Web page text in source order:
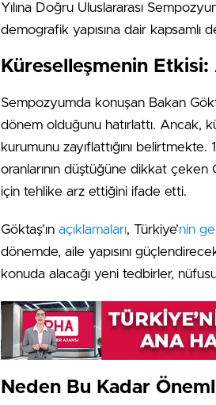
Yılına Doğru Uluslararası
demografik yapısına dair kapsamlı
Küreselleşmenin Etkisi:
Sempozyumda konuşan Bakan
dönem olduğunu hatırlattı. Ancak,
kurumunu zayıflattığını
oranlarının düştüğüne dikkat
için tehlike arz ettiğini ifade etti.
Göktaş’ın açıklamaları, Türkiye’nin
dönemde, aile yapısını
konuda alacağı yeni tedbirler,
Neden Bu Kadar